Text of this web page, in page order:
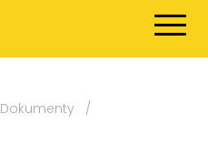
Dokumenty
/